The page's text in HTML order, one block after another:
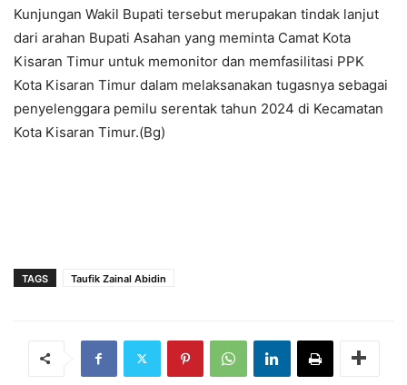
Kunjungan Wakil Bupati tersebut merupakan tindak lanjut
dari arahan Bupati Asahan yang meminta Camat Kota
Kisaran Timur untuk memonitor dan memfasilitasi PPK
Kota Kisaran Timur dalam melaksanakan tugasnya sebagai
penyelenggara pemilu serentak tahun 2024 di Kecamatan
Kota Kisaran Timur.(Bg)
TAGS Taufik Zainal Abidin